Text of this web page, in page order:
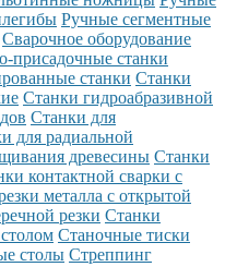
Ручные сегментные
Сварочное оборудование
присадочные станки
станки Станки
Станки гидроабразивной
Станки для
для радиальной
древесины Станки
контактной сварки с
металла с открытой
резки Станки
Станочные тиски
столы Стреппинг